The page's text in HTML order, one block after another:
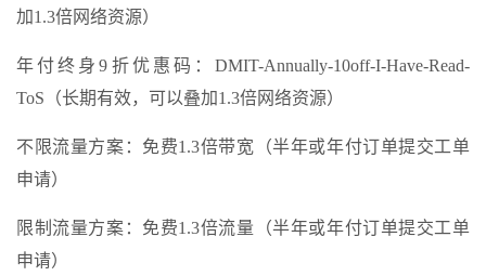
加1.3倍网络资源）
年付终身9折优惠码：DMIT-Annually-10off-I-Have-Read-
ToS（长期有效，可以叠加1.3倍网络资源）
不限流量方案：免费1.3倍带宽（半年或年付订单提交工单
申请）
限制流量方案：免费1.3倍流量（半年或年付订单提交工单
申请）